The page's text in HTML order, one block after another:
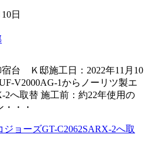
日
台 Ｋ邸施工日：2022年11月10
V2000AG-1からノーリツ製エ
2へ取替 施工前：約22年使用の
・・
ジョーズGT-C2062SARX-2へ取